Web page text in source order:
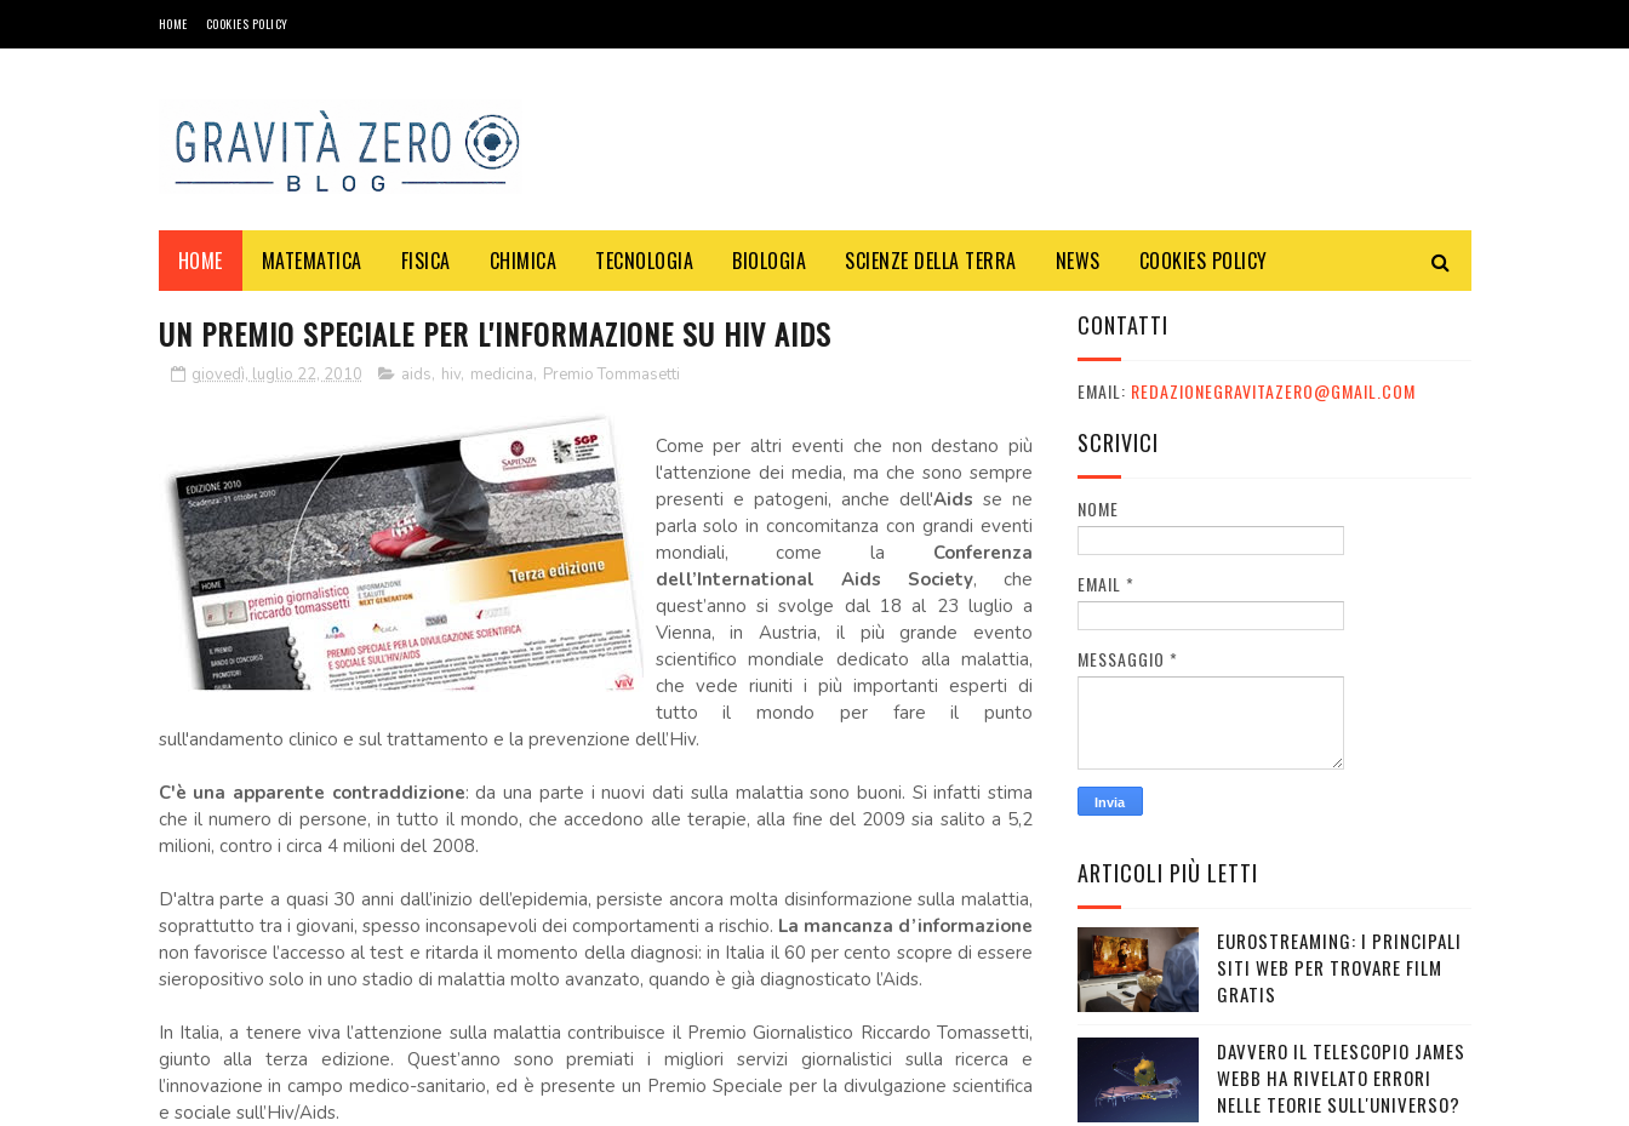
HOME COOKIES POLICY
HOME MATEMATICA FISICA CHIMICA TECNOLOGIA BIOLOGIA SCIENZE DELLA TERRA NEWS COOKIES POLICY
UN PREMIO SPECIALE PER L'INFORMAZIONE SU HIV AIDS
giovedì, luglio 22, 2010 aids, hiv, medicina, Premio Tommasetti
Come per altri eventi che non destano più
l'attenzione dei media, ma che sono sempre
presenti e patogeni, anche dell'Aids se ne
parla solo in concomitanza con grandi eventi
mondiali, come la Conferenza
dell’International Aids Society, che
quest’anno si svolge dal 18 al 23 luglio a
Vienna, in Austria, il più grande evento
scientifico mondiale dedicato alla malattia,
che vede riuniti i più importanti esperti di
tutto il mondo per fare il punto
sull'andamento clinico e sul trattamento e la prevenzione dell’Hiv.
C'è una apparente contraddizione: da una parte i nuovi dati sulla malattia sono buoni. Si infatti stima
che il numero di persone, in tutto il mondo, che accedono alle terapie, alla fine del 2009 sia salito a 5,2
milioni, contro i circa 4 milioni del 2008.
D'altra parte a quasi 30 anni dall’inizio dell’epidemia, persiste ancora molta disinformazione sulla malattia,
soprattutto tra i giovani, spesso inconsapevoli dei comportamenti a rischio. La mancanza d’informazione
non favorisce l’accesso al test e ritarda il momento della diagnosi: in Italia il 60 per cento scopre di essere
sieropositivo solo in uno stadio di malattia molto avanzato, quando è già diagnosticato l’Aids.
In Italia, a tenere viva l’attenzione sulla malattia contribuisce il Premio Giornalistico Riccardo Tomassetti,
giunto alla terza edizione. Quest’anno sono premiati i migliori servizi giornalistici sulla ricerca e
l’innovazione in campo medico-sanitario, ed è presente un Premio Speciale per la divulgazione scientifica
e sociale sull’Hiv/Aids.
CONTATTI
EMAIL: REDAZIONEGRAVITAZERO@GMAIL.COM
SCRIVICI
NOME
EMAIL *
MESSAGGIO *
ARTICOLI PIÙ LETTI
EUROSTREAMING: I PRINCIPALI
SITI WEB PER TROVARE FILM
GRATIS
DAVVERO IL TELESCOPIO JAMES
WEBB HA RIVELATO ERRORI
NELLE TEORIE SULL'UNIVERSO?